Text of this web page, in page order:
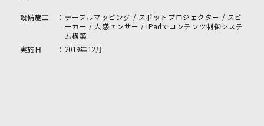
設備施工
テーブルマッピング / スポットプロジェクター / スピ
ーカー / 人感センサー / iPadでコンテンツ制御システ
ム構築
実施日
2019年12月